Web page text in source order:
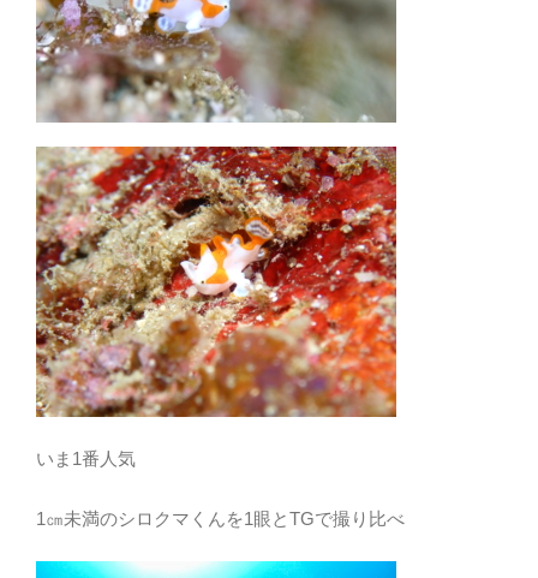
いま1番人気
1㎝未満のシロクマくんを1眼とTGで撮り比べ